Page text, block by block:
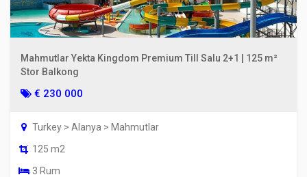
Mahmutlar Yekta Kingdom Premium Till Salu 2+1 | 125 m²
Stor Balkong
€ 230 000
Turkey > Alanya > Mahmutlar
125 m2
3 Rum